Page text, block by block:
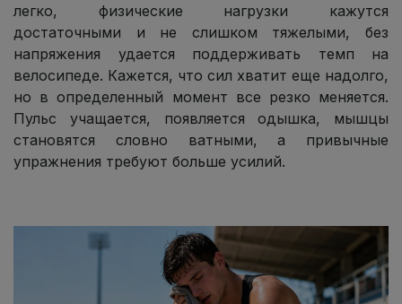
легко, физические нагрузки кажутся
достаточными и не слишком тяжелыми, без
напряжения удается поддерживать темп на
велосипеде. Кажется, что сил хватит еще надолго,
но в определенный момент все резко меняется.
Пульс учащается, появляется одышка, мышцы
становятся словно ватными, а привычные
упражнения требуют больше усилий.